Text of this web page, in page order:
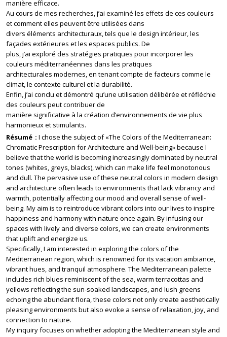
manière efficace.
Au cours de mes recherches, j’ai examiné les effets de ces couleurs
et comment elles peuvent être utilisées dans
divers éléments architecturaux, tels que le design intérieur, les
façades extérieures et les espaces publics. De
plus, j’ai exploré des stratégies pratiques pour incorporer les
couleurs méditerranéennes dans les pratiques
architecturales modernes, en tenant compte de facteurs comme le
climat, le contexte culturel et la durabilité.
Enfin, j’ai conclu et démontré qu’une utilisation délibérée et réfléchie
des couleurs peut contribuer de
manière significative à la création d’environnements de vie plus
harmonieux et stimulants.
Résumé
I chose the subject of «The Colors of the Mediterranean:
Chromatic Prescription for Architecture and Well-being» because I
believe that the world is becoming increasingly dominated by neutral
tones (whites, greys, blacks), which can make life feel monotonous
and dull. The pervasive use of these neutral colors in modern design
and architecture often leads to environments that lack vibrancy and
warmth, potentially affecting our mood and overall sense of well-
being. My aim is to reintroduce vibrant colors into our lives to inspire
happiness and harmony with nature once again. By infusing our
spaces with lively and diverse colors, we can create environments
that uplift and energize us.
Specifically, I am interested in exploring the colors of the
Mediterranean region, which is renowned for its vacation ambiance,
vibrant hues, and tranquil atmosphere. The Mediterranean palette
includes rich blues reminiscent of the sea, warm terracottas and
yellows reflecting the sun-soaked landscapes, and lush greens
echoing the abundant flora, these colors not only create aesthetically
pleasing environments but also evoke a sense of relaxation, joy, and
connection to nature.
My inquiry focuses on whether adopting the Mediterranean style and